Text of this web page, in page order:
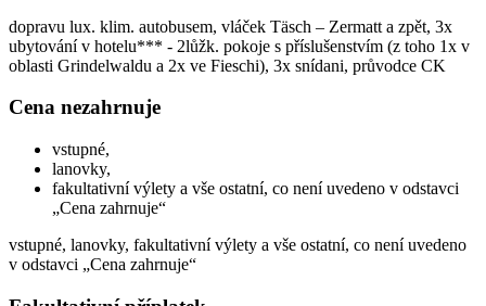
dopravu lux. klim. autobusem, vláček Täsch – Zermatt a zpět, 3x
ubytování v hotelu*** - 2lůžk. pokoje s příslušenstvím (z toho 1x v
oblasti Grindelwaldu a 2x ve Fieschi), 3x snídani, průvodce CK
Cena nezahrnuje
vstupné,
lanovky,
fakultativní výlety a vše ostatní, co není uvedeno v odstavci
„Cena zahrnuje“
vstupné, lanovky, fakultativní výlety a vše ostatní, co není uvedeno
v odstavci „Cena zahrnuje“